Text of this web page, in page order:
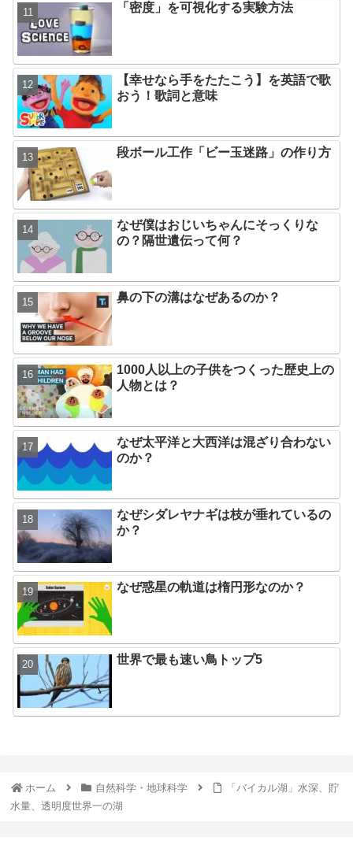
「密度」を可視化する実験方法
【幸せなら手をたたこう】を英語で歌
おう！歌詞と意味
段ボール工作「ビー玉迷路」の作り方
なぜ僕はおじいちゃんにそっくりな
の？隔世遺伝って何？
鼻の下の溝はなぜあるのか？
1000人以上の子供をつくった歴史上の
人物とは？
なぜ太平洋と大西洋は混ざり合わない
のか？
なぜシダレヤナギは枝が垂れているの
か？
なぜ惑星の軌道は楕円形なのか？
世界で最も速い鳥トップ5
ホーム 自然科学・地球科学
「バイカル湖」水深、貯
水量、透明度世界一の湖